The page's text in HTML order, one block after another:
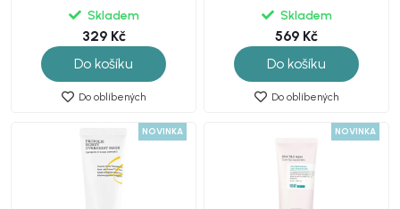
Skladem
329 Kč
Do košíku
Do oblíbených
Skladem
569 Kč
Do košíku
Do oblíbených
NOVINKA NOVINKA